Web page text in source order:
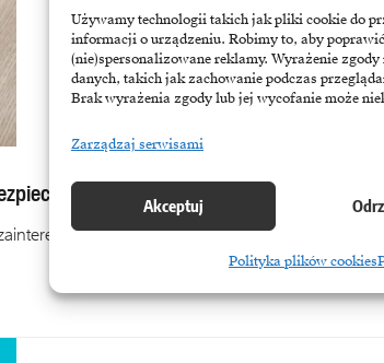
Używamy technologii takich jak pliki cookie do
informacji o urządzeniu. Robimy to, aby
(nie)spersonalizowane reklamy. Wyrażenie
danych, takich jak zachowanie podczas
Brak wyrażenia zgody lub jej wycofanie może
Zarządzaj serwisami
Akceptuj
Polityka plików cookies
zasobów IT (wywiad)
pracą zdalną w związku z